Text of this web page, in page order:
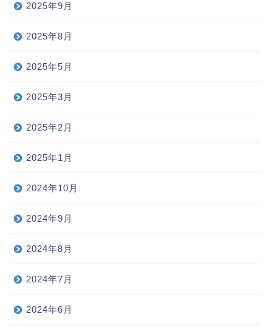
2025年9月
2025年8月
2025年5月
2025年3月
2025年2月
2025年1月
2024年10月
2024年9月
2024年8月
2024年7月
2024年6月